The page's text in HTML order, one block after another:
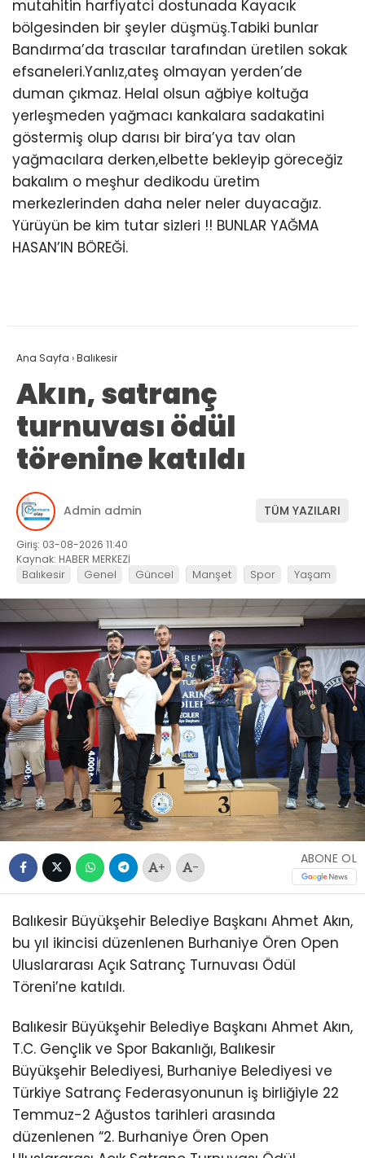
mutahitin harfiyatci dostunada Kayacık
bölgesinden bir şeyler düşmüş.Tabiki bunlar
Bandırma’da trascılar tarafından üretilen sokak
efsaneleri.Yanlız,ateş olmayan yerden’de
duman çıkmaz. Helal olsun ağbiye koltuğa
yerleşmeden yağmacı kankalara sadakatini
göstermiş olup darısı bir bira’ya tav olan
yağmacılara derken,elbette bekleyip göreceğiz
bakalım o meşhur dedikodu üretim
merkezlerinden daha neler neler duyacağız.
Yürüyün be kim tutar sizleri !! BUNLAR YAĞMA
HASAN’IN BÖREĞİ.
Ana Sayfa ›Balıkesir
Akın, satranç
turnuvası ödül
törenine katıldı
Admin admin TÜM YAZILARI
Giriş: 03-08-2026 11:40
Kaynak: HABER MERKEZİ
Balıkesir Genel Güncel Manşet Spor Yaşam
+ -
ABONE OL
Balıkesir Büyükşehir Belediye Başkanı Ahmet Akın,
bu yıl ikincisi düzenlenen Burhaniye Ören Open
Uluslararası Açık Satranç Turnuvası Ödül
Töreni’ne katıldı.
Balıkesir Büyükşehir Belediye Başkanı Ahmet Akın,
T.C. Gençlik ve Spor Bakanlığı, Balıkesir
Büyükşehir Belediyesi, Burhaniye Belediyesi ve
Türkiye Satranç Federasyonunun iş birliğiyle 22
Temmuz-2 Ağustos tarihleri arasında
düzenlenen “2. Burhaniye Ören Open